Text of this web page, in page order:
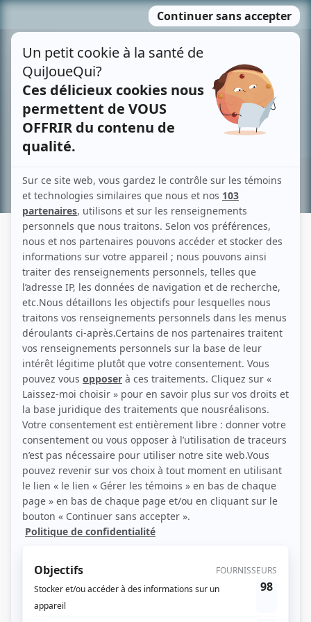
MENU
contenu
Recherche avancée »
STÉPHANE PRESCOTT
(Source: TVA / BertExertier)
Liens
Fiche de Stéphane Prescott sur Showbizz.net